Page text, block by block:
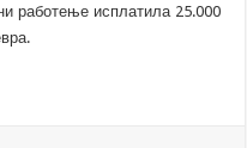
работење исплатила 25.000